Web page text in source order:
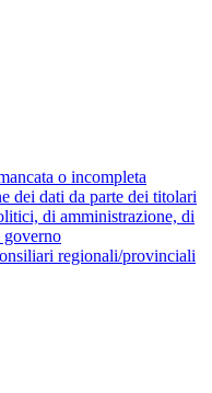
o incompleta
dei dati da parte dei titolari
di amministrazione, di
governo
regionali/provinciali